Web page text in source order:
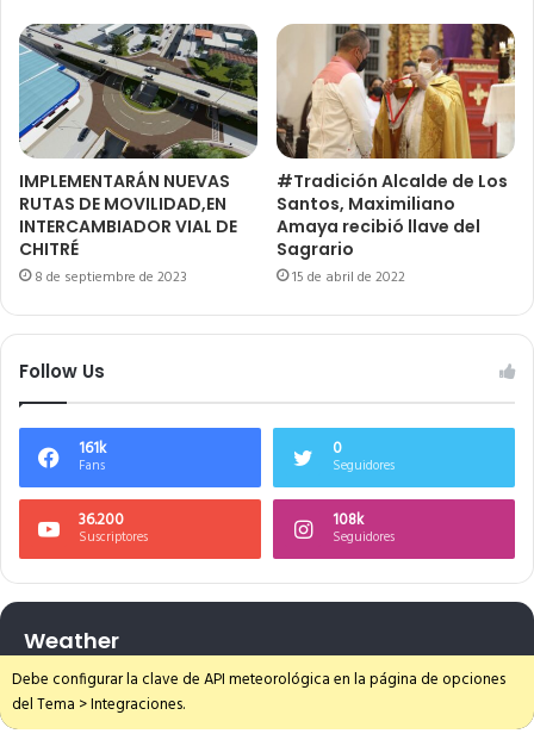
IMPLEMENTARÁN NUEVAS
RUTAS DE MOVILIDAD,EN
INTERCAMBIADOR VIAL DE
CHITRÉ
8 de septiembre de 2023
#Tradición Alcalde de Los
Santos, Maximiliano
Amaya recibió llave del
Sagrario
15 de abril de 2022
Follow Us
161k
Fans
0
Seguidores
36.200
Suscriptores
108k
Seguidores
Weather
Debe configurar la clave de API meteorológica en la página de opciones
del Tema > Integraciones.